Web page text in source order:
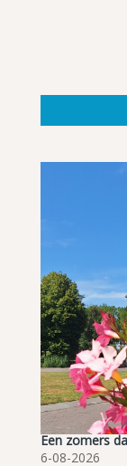
Een zomers
6-08-2026